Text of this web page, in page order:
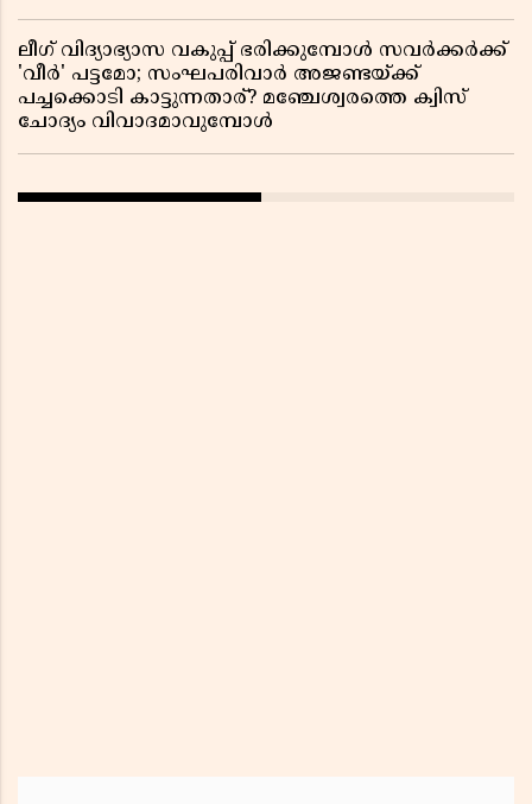
ലീഗ് വിദ്യാഭ്യാസ വകുപ്പ് ഭരിക്കുമ്പോൾ സവർക്കർക്ക്
'വീർ' പട്ടമോ; സംഘപരിവാർ അജണ്ടയ്ക്ക്
പച്ചക്കൊടി കാട്ടുന്നതാര്? മഞ്ചേശ്വരത്തെ ക്വിസ്
ചോദ്യം വിവാദമാവുമ്പോൾ